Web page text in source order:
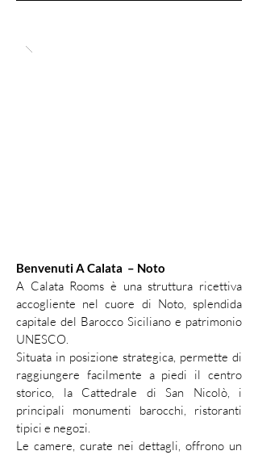
Benvenuti A Calata – Noto
A Calata Rooms è una struttura ricettiva
accogliente nel cuore di Noto, splendida
capitale del Barocco Siciliano e patrimonio
UNESCO.
Situata in posizione strategica, permette di
raggiungere facilmente a piedi il centro
storico, la Cattedrale di San Nicolò, i
principali monumenti barocchi, ristoranti
tipici e negozi.
Le camere, curate nei dettagli, offrono un